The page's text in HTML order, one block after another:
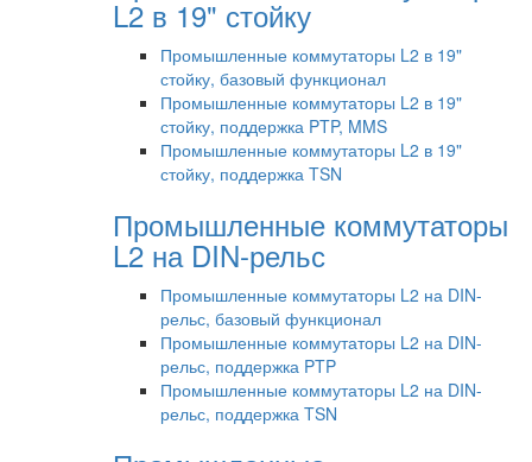
L2 в 19" стойку
Промышленные коммутаторы L2 в 19"
стойку, базовый функционал
Промышленные коммутаторы L2 в 19"
стойку, поддержка PTP, MMS
Промышленные коммутаторы L2 в 19"
стойку, поддержка TSN
Промышленные коммутаторы
L2 на DIN-рельс
Промышленные коммутаторы L2 на DIN-
рельс, базовый функционал
Промышленные коммутаторы L2 на DIN-
рельс, поддержка PTP
Промышленные коммутаторы L2 на DIN-
рельс, поддержка TSN